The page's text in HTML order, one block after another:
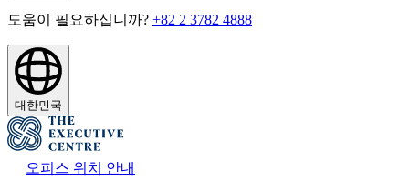
도움이 필요하십니까? +82 2 3782 4888
대한민국
오피스 위치 안내